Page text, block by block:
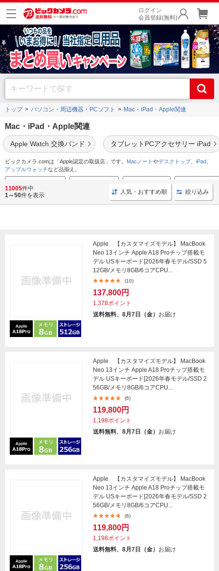
ログイン
会員登録(無料)
トップ パソコン・周辺機器・PCソフト Mac・iPad・Apple関連
Mac・iPad・Apple関連
Apple Watch 交換バンド タブレットPCアクセサリー iPad
ビックカメラ.comは「Apple認定の取扱店」です。 Macノートやデスクトップ、 iPad
アップルウォッチなど品揃え。
M5搭載 MacBook Pro iPad mini（A17
11005件中
1～50件を表示 人気・おすすめ順 絞り込み
Apple 【カスタマイズモデル】 MacBook
Neo 13インチ Apple A18 Proチップ搭載モ
デル USキーボード[2026年春モデル/SSD 5
12GB/メモリ8GB/6コアCPU...
(10)
137,800円
1,378ポイント
送料無料、8月7日（金） お届け
Apple 【カスタマイズモデル】 MacBook
Neo 13インチ Apple A18 Proチップ搭載モ
デル USキーボード[2026年春モデル/SSD 2
56GB/メモリ8GB/6コアCPU...
(6)
119,800円
1,198ポイント
送料無料、8月7日（金） お届け
Apple 【カスタマイズモデル】 MacBook
Neo 13インチ Apple A18 Proチップ搭載モ
デル USキーボード[2026年春モデル/SSD 2
56GB/メモリ8GB/6コアCPU...
(6)
119,800円
1,198ポイント
送料無料、8月7日（金） お届け